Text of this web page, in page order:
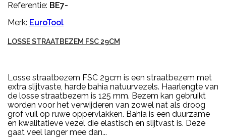
Referentie: BE7-
Merk: EuroTool
LOSSE STRAATBEZEM FSC 29CM
Losse straatbezem FSC 29cm is een straatbezem met
extra slijtvaste, harde bahia natuurvezels. Haarlengte van
de losse straatbezem is 125 mm. Bezem kan gebruikt
worden voor het verwijderen van zowel nat als droog
grof vuil op ruwe oppervlakken. Bahia is een duurzame
en kwalitatieve vezel die elastisch en slijtvast is. Deze
gaat veel langer mee dan...